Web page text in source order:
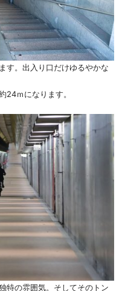
す。出入り口だけゆるやかな
24ｍになります。
特の雰囲気。そしてそのトン